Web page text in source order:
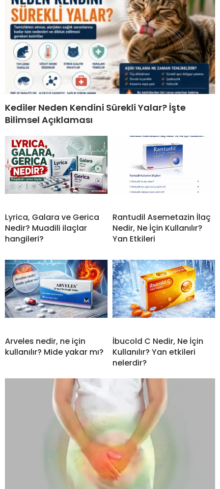
Kediler Neden Kendini Sürekli Yalar? İşte
Bilimsel Açıklaması
Lyrica, Galara ve Gerica
Nedir? Muadili ilaçlar
hangileri?
Rantudil Asemetazin İlaç
Nedir, Ne İçin Kullanılır?
Yan Etkileri
Arveles nedir, ne için
kullanılır? Mide yakar mı?
İbucold C Nedir, Ne İçin
Kullanılır? Yan etkileri
nelerdir?